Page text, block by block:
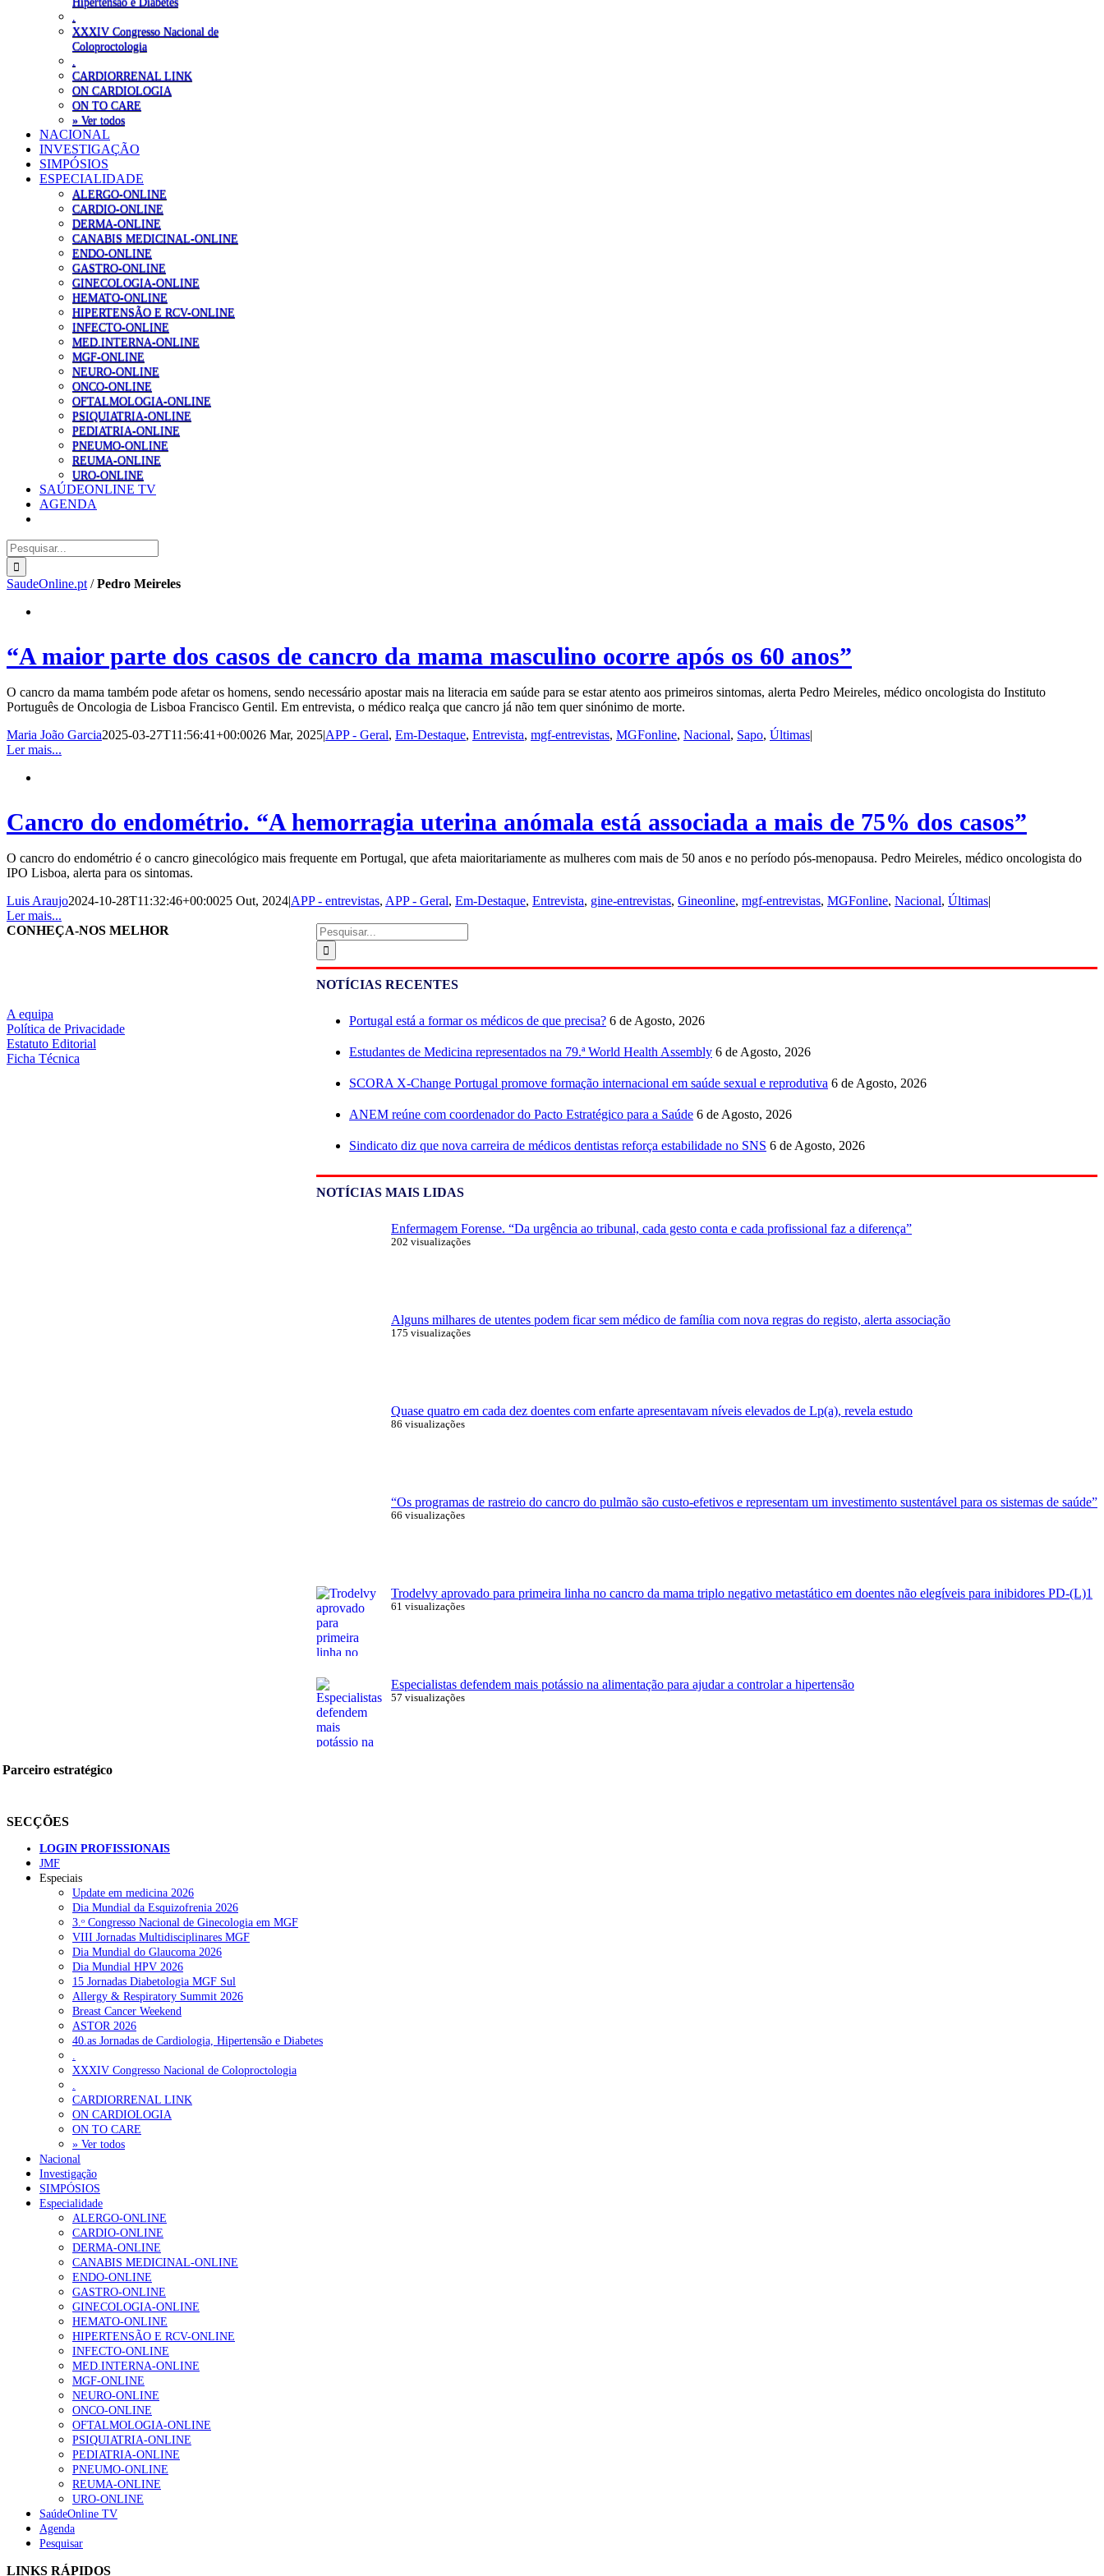
XXXIV Congresso Nacional de
Coloproctologia
CARDIORRENAL LINK
ON CARDIOLOGIA
ON TO CARE
» Ver todos
NACIONAL
INVESTIGAÇÃO
SIMPÓSIOS
ESPECIALIDADE
ALERGO-ONLINE
CARDIO-ONLINE
DERMA-ONLINE
CANABIS MEDICINAL-ONLINE
ENDO-ONLINE
GASTRO-ONLINE
GINECOLOGIA-ONLINE
HEMATO-ONLINE
HIPERTENSÃO E RCV-ONLINE
INFECTO-ONLINE
MED.INTERNA-ONLINE
MGF-ONLINE
NEURO-ONLINE
ONCO-ONLINE
OFTALMOLOGIA-ONLINE
PSIQUIATRIA-ONLINE
PEDIATRIA-ONLINE
PNEUMO-ONLINE
REUMA-ONLINE
URO-ONLINE
SAÚDEONLINE TV
AGENDA
Pesquisar
SaudeOnline.pt /Pedro Meireles
“A maior parte dos casos de cancro da mama masculino ocorre após os 60 anos”
O cancro da mama também pode afetar os homens, sendo necessário apostar mais na literacia em saúde para se estar atento aos primeiros sintomas, alerta Pedro Meireles, médico oncologista do Instituto
Português de Oncologia de Lisboa Francisco Gentil. Em entrevista, o médico realça que cancro já não tem quer sinónimo de morte.
Maria João Garcia2025-03-27T11:56:41+00:0026 Mar, 2025|APP - Geral, Em-Destaque, Entrevista, mgf-entrevistas, MGFonline, Nacional, Sapo, Últimas|
Ler mais...
Cancro do endométrio. “A hemorragia uterina anómala está associada a mais de 75% dos casos”
O cancro do endométrio é o cancro ginecológico mais frequente em Portugal, que afeta maioritariamente as mulheres com mais de 50 anos e no período pós-menopausa. Pedro Meireles, médico oncologista do
IPO Lisboa, alerta para os sintomas.
Luis Araujo2024-10-28T11:32:46+00:0025 Out, 2024|APP - entrevistas, APP - Geral, Em-Destaque, Entrevista, gine-entrevistas, Gineonline, mgf-entrevistas, MGFonline, Nacional, Últimas|
Ler mais...
Pesquisar
NOTÍCIAS RECENTES
Portugal está a formar os médicos de que precisa? 6 de Agosto, 2026
Estudantes de Medicina representados na 79.ª World Health Assembly 6 de Agosto, 2026
SCORA X-Change Portugal promove formação internacional em saúde sexual e reprodutiva 6 de Agosto, 2026
ANEM reúne com coordenador do Pacto Estratégico para a Saúde 6 de Agosto, 2026
Sindicato diz que nova carreira de médicos dentistas reforça estabilidade no SNS 6 de Agosto, 2026
NOTÍCIAS MAIS LIDAS
Enfermagem Forense. “Da urgência ao tribunal, cada gesto conta e cada profissional faz a diferença”
202 visualizações
Alguns milhares de utentes podem ficar sem médico de família com nova regras do registo, alerta associação
175 visualizações
Quase quatro em cada dez doentes com enfarte apresentavam níveis elevados de Lp(a), revela estudo
86 visualizações
“Os programas de rastreio do cancro do pulmão são custo-efetivos e representam um investimento sustentável para os sistemas de saúde”
66 visualizações
Trodelvy aprovado para primeira linha no cancro da mama triplo negativo metastático em doentes não elegíveis para inibidores PD-(L)1
61 visualizações
Especialistas defendem mais potássio na alimentação para ajudar a controlar a hipertensão
57 visualizações
CONHEÇA-NOS MELHOR
A equipa
Política de Privacidade
Estatuto Editorial
Ficha Técnica
Parceiro estratégico
SECÇÕES
LOGIN PROFISSIONAIS
JMF
Especiais
Update em medicina 2026
Dia Mundial da Esquizofrenia 2026
3.ᵒ Congresso Nacional de Ginecologia em MGF
VIII Jornadas Multidisciplinares MGF
Dia Mundial do Glaucoma 2026
Dia Mundial HPV 2026
15 Jornadas Diabetologia MGF Sul
Allergy & Respiratory Summit 2026
Breast Cancer Weekend
ASTOR 2026
40.as Jornadas de Cardiologia, Hipertensão e Diabetes
XXXIV Congresso Nacional de Coloproctologia
CARDIORRENAL LINK
ON CARDIOLOGIA
ON TO CARE
» Ver todos
Nacional
Investigação
SIMPÓSIOS
Especialidade
ALERGO-ONLINE
CARDIO-ONLINE
DERMA-ONLINE
CANABIS MEDICINAL-ONLINE
ENDO-ONLINE
GASTRO-ONLINE
GINECOLOGIA-ONLINE
HEMATO-ONLINE
HIPERTENSÃO E RCV-ONLINE
INFECTO-ONLINE
MED.INTERNA-ONLINE
MGF-ONLINE
NEURO-ONLINE
ONCO-ONLINE
OFTALMOLOGIA-ONLINE
PSIQUIATRIA-ONLINE
PEDIATRIA-ONLINE
PNEUMO-ONLINE
REUMA-ONLINE
URO-ONLINE
SaúdeOnline TV
Agenda
Pesquisar
LINKS RÁPIDOS